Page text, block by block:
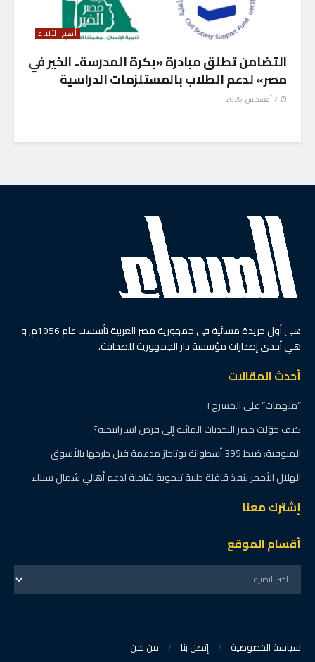
أهم الأنباء
التضامن تطلق مبادرة «بكرة المدرسة.. الخير في
مصر» لدعم الطلاب بالمستلزمات الدراسية
هي أول جريدة مسائية في جمهورية مصر العربية تأسست عام 1956م, و
هي أحدى إصدارات مؤسسة دار الجمهورية للصحافة.
أحدث المقالات
“ملهمات” على المسرح !
كيف حوّلت مصر التحديات المائية إلى فرص استراتيجية؟
المنوفية: ضبط 395 أسطوانة بوتاجاز مدعمة قبل طرحها بالأسوق
الهلال الأحمر ينفذ قافلة طبية تنموية شاملة لدعم أهالي شمال سيناء
إشترك معنا
أقسام الموقع
سياسة الخصوصية إتصل بنا من نحن